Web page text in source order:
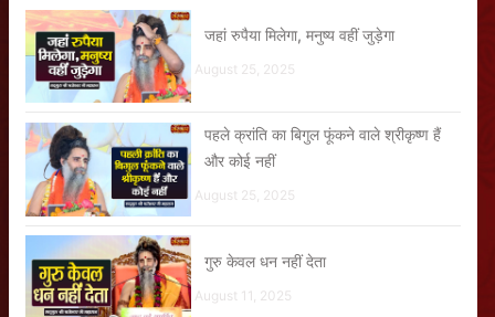
जहां रुपैया मिलेगा, मनुष्य वहीं जुड़ेगा
August 25, 2025
पहले क्रांति का बिगुल फूंकने वाले श्रीकृष्ण हैं
और कोई नहीं
August 25, 2025
गुरु केवल धन नहीं देता
August 11, 2025